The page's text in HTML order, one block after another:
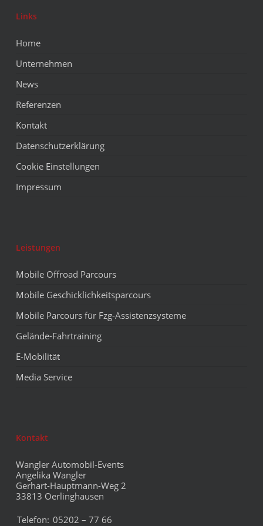
Links
Home
Unternehmen
News
Referenzen
Kontakt
Datenschutzerklärung
Cookie Einstellungen
Impressum
Leistungen
Mobile Offroad Parcours
Mobile Geschicklichkeitsparcours
Mobile Parcours für Fzg-Assistenzsysteme
Gelände-Fahrtraining
E-Mobilität
Media Service
Kontakt
Wangler Automobil-Events
Angelika Wangler
Gerhart-Hauptmann-Weg 2
33813 Oerlinghausen
Telefon: 05202 – 77 66